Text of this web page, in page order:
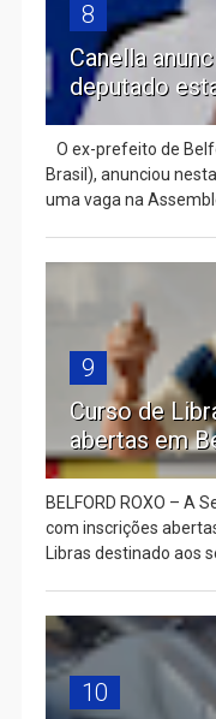
8
Canella
deputado
O ex-prefeito de
Brasil), anunciou
uma vaga na
9
Curso de
abertas em
BELFORD ROXO – A
com inscrições
Libras destinado aos
10